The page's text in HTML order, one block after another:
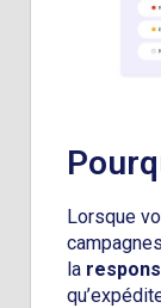
Lorsque
la